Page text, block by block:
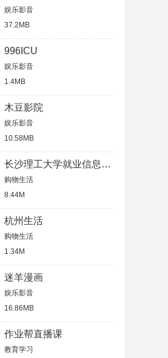
娱乐影音
37.2MB
996ICU
娱乐影音
1.4MB
木豆影院
娱乐影音
10.58MB
长沙理工大学就业信息网学生信息管理平台
购物生活
8.44M
杭州生活
购物生活
1.34M
迷羊漫画
娱乐影音
16.86MB
作业帮直播课
教育学习